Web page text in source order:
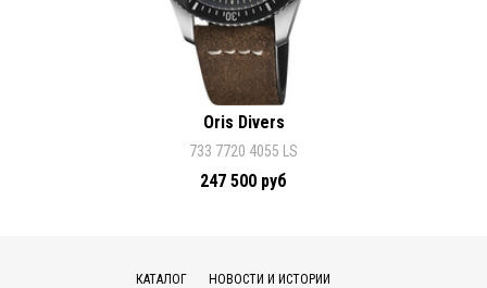
Oris Divers
733 7720 4055 LS
247 500 руб
КАТАЛОГ НОВОСТИ И ИСТОРИИ